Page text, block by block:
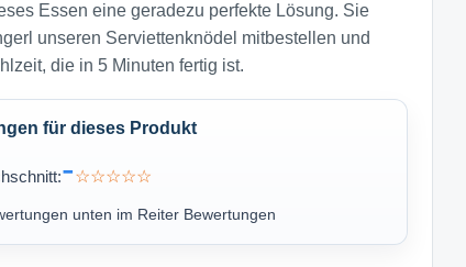
Essen eine geradezu perfekte Lösung. Sie
unseren Serviettenknödel mitbestellen und
die in 5 Minuten fertig ist.
für dieses Produkt
-☆☆☆☆☆
unten im Reiter Bewertungen